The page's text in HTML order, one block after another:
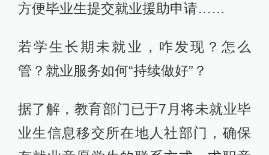
方便毕业生提交就业援助申请……
若学生长期未就业，咋发现？怎么
管？就业服务如何“持续做好”？
据了解，教育部门已于7月将未就业毕
业生信息移交所在地人社部门，确保